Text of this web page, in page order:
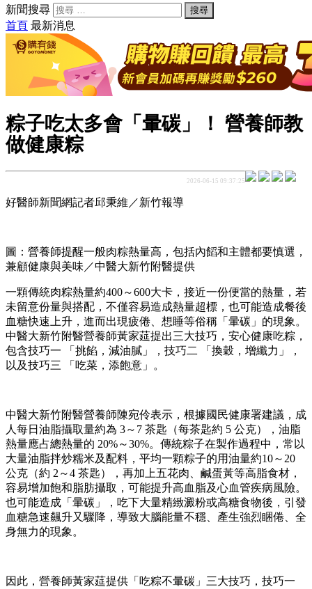
新聞搜尋
首頁 最新消息
粽子吃太多會「暈碳」！ 營養師教
做健康粽
2026-06-15 09:37:25
好醫師新聞網記者邱秉維／新竹報導
圖：營養師提醒一般肉粽熱量高，包括內饀和主體都要慎選，
兼顧健康與美味／中醫大新竹附醫提供
一顆傳統肉粽熱量約400～600大卡，接近一份便當的熱量，若
未留意份量與搭配，不僅容易造成熱量超標，也可能造成餐後
血糖快速上升，進而出現疲倦、想睡等俗稱「暈碳」的現象。
中醫大新竹附醫營養師黃家莚提出三大技巧，安心健康吃粽，
包含技巧一 「挑餡，減油膩」，技巧二 「換穀，增纖力」，
以及技巧三 「吃菜，添飽意」。
中醫大新竹附醫營養師陳宛伶表示，根據國民健康署建議，成
人每日油脂攝取量約為 3～7 茶匙（每茶匙約 5 公克），油脂
熱量應占總熱量的 20%～30%。傳統粽子在製作過程中，常以
大量油脂拌炒糯米及配料，平均一顆粽子的用油量約10～20
公克（約 2～4 茶匙），再加上五花肉、鹹蛋黃等高脂食材，
容易增加飽和脂肪攝取，可能提升高血脂及心血管疾病風險。
也可能造成「暈碳」，吃下大量精緻澱粉或高糖食物後，引發
血糖急速飆升又驟降，導致大腦能量不穩、產生強烈睏倦、全
身無力的現象。
因此，營養師黃家莚提供「吃粽不暈碳」三大技巧，技巧一